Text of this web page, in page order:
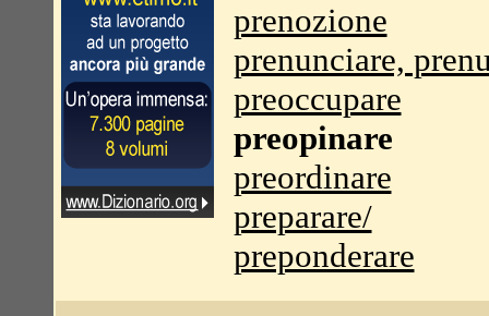
prenozione
prenunciare,
preoccupare
preopinare
preordinare
preparare/
preponderare